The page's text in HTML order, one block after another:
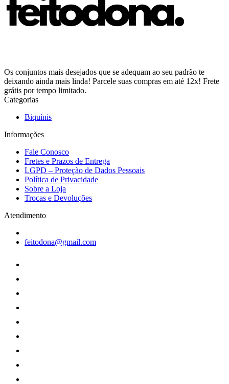
Os conjuntos mais desejados que se adequam ao seu padrão te
deixando ainda mais linda! Parcele suas compras em até 12x! Frete
grátis por tempo limitado.
Categorias
Biquínis
Informações
Fale Conosco
Fretes e Prazos de Entrega
LGPD – Proteção de Dados Pessoais
Política de Privacidade
Sobre a Loja
Trocas e Devoluções
Atendimento
feitodona@gmail.com